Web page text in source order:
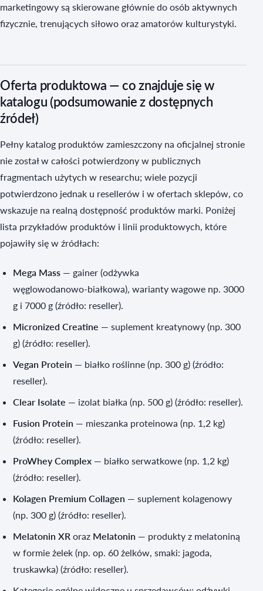
marketingowy są skierowane głównie do osób aktywnych
fizycznie, trenujących siłowo oraz amatorów kulturystyki.
Oferta produktowa — co znajduje się w
katalogu (podsumowanie z dostępnych
źródeł)
Pełny katalog produktów zamieszczony na oficjalnej stronie
nie został w całości potwierdzony w publicznych
fragmentach użytych w researchu; wiele pozycji
potwierdzono jednak u resellerów i w ofertach sklepów, co
wskazuje na realną dostępność produktów marki. Poniżej
lista przykładów produktów i linii produktowych, które
pojawiły się w źródłach:
Mega Mass — gainer (odżywka
węglowodanowo‑białkowa), warianty wagowe np. 3000
g i 7000 g (źródło: reseller).
Micronized Creatine — suplement kreatynowy (np. 300
g) (źródło: reseller).
Vegan Protein — białko roślinne (np. 300 g) (źródło:
reseller).
Clear Isolate — izolat białka (np. 500 g) (źródło: reseller).
Fusion Protein — mieszanka proteinowa (np. 1,2 kg)
(źródło: reseller).
ProWhey Complex — białko serwatkowe (np. 1,2 kg)
(źródło: reseller).
Kolagen Premium Collagen — suplement kolagenowy
(np. 300 g) (źródło: reseller).
Melatonin XR oraz Melatonin — produkty z melatoniną
w formie żelek (np. op. 60 żelków, smaki: jagoda,
truskawka) (źródło: reseller).